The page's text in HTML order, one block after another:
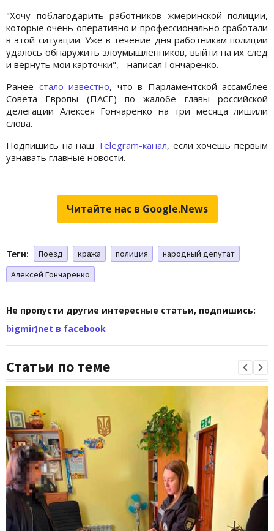
"Хочу поблагодарить работников жмеринской полиции,
которые очень оперативно и профессионально сработали
в этой ситуации. Уже в течение дня работникам полиции
удалось обнаружить злоумышленников, выйти на их след
и вернуть мои карточки", - написал Гончаренко.
Ранее стало известно, что в Парламентской ассамблее
Совета Европы (ПАСЕ) по жалобе главы российской
делегации Алексея Гончаренко на три месяца лишили
слова.
Подпишись на наш Telegram-канал, если хочешь первым
узнавать главные новости.
Читайте нас в Google.News
Теги: Поезд кража полиция
народный депутат
Алексей Гончаренко
Не пропусти другие интересные статьи, подпишись:
bigmir)net в facebook
Статьи по теме